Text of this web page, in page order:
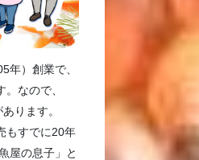
年）創業で、
なので、
ります。
もすでに20年
屋の息子」と